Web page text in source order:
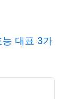
대표 3가